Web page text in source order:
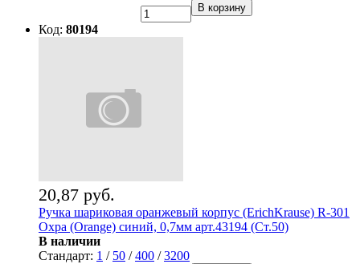
В корзину
Код: 80194
20,87 руб.
Ручка шариковая оранжевый корпус (ErichKrause) R-301
Охра (Orange) синий, 0,7мм арт.43194 (Ст.50)
В наличии
Стандарт: 1 / 50 /400 /3200